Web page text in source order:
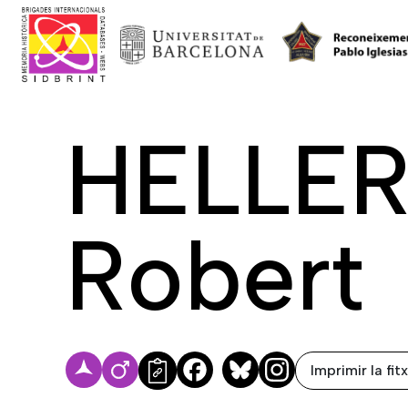
Robert
FacebookBluesky Imprimir la